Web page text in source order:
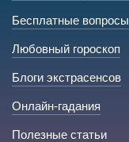
Бесплатные вопросы
Любовный гороскоп
Блоги экстрасенсов
Онлайн-гадания
Полезные статьи